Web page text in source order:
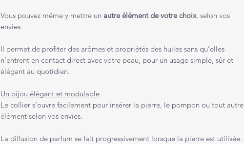
Vous pouvez même y mettre un autre élément de votre choix, selon vos
envies.
Il permet de profiter des arômes et propriétés des huiles sans qu’elles
n’entrent en contact direct avec votre peau, pour un usage simple, sûr et
élégant au quotidien.
Un bijou élégant et modulable
Le collier s’ouvre facilement pour insérer la pierre, le pompon ou tout autre
élément selon vos envies.
La diffusion de parfum se fait progressivement lorsque la pierre est utilisée.